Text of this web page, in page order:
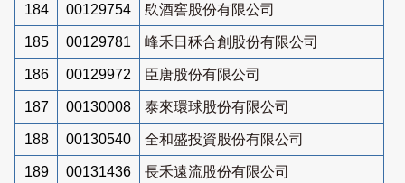
184 00129754 镹酒窖股份有限公司
185 00129781 峰禾日秝合創股份有限公司
186 00129972 臣唐股份有限公司
187 00130008 泰來環球股份有限公司
188 00130540 全和盛投資股份有限公司
189 00131436 長禾遠流股份有限公司